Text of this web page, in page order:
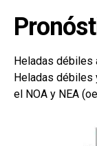
Heladas débiles
Heladas débiles
el NOA y NEA